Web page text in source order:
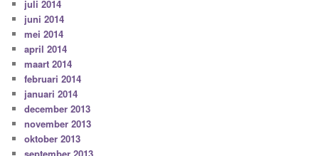
juli 2014
juni 2014
mei 2014
april 2014
maart 2014
februari 2014
januari 2014
december 2013
november 2013
oktober 2013